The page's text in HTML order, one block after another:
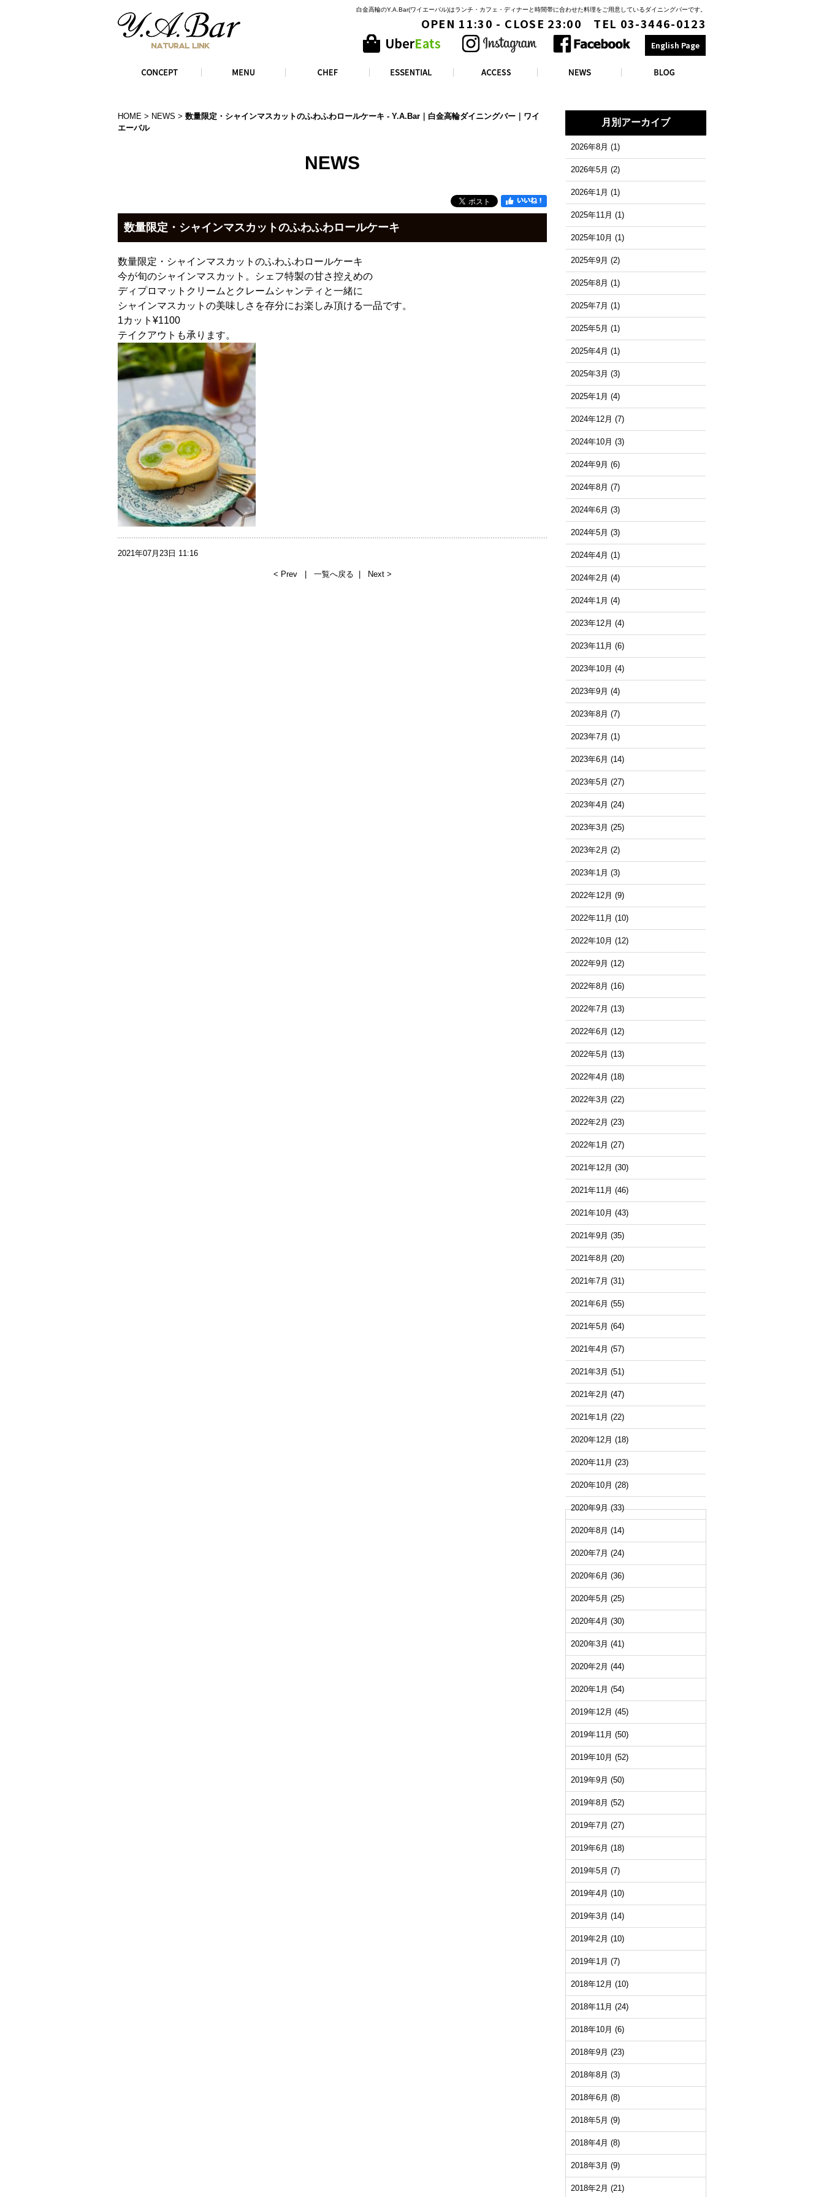
白金高輪のY.A.Bar(ワイエーバル)はランチ・カフェ・ディナーと時間帯に合わせた料理をご用意しているダイニングバーです。
OPEN 11:30 - CLOSE 23:00 TEL 03-3446-0123
English Page
月別アーカイブ
2026年8月 (1)
2026年5月 (2)
2026年1月 (1)
2025年11月 (1)
2025年10月 (1)
2025年9月 (2)
2025年8月 (1)
2025年7月 (1)
2025年5月 (1)
2025年4月 (1)
2025年3月 (3)
2025年1月 (4)
2024年12月 (7)
2024年10月 (3)
2024年9月 (6)
2024年8月 (7)
2024年6月 (3)
2024年5月 (3)
2024年4月 (1)
2024年2月 (4)
2024年1月 (4)
2023年12月 (4)
2023年11月 (6)
2023年10月 (4)
2023年9月 (4)
2023年8月 (7)
2023年7月 (1)
2023年6月 (14)
2023年5月 (27)
2023年4月 (24)
2023年3月 (25)
2023年2月 (2)
2023年1月 (3)
2022年12月 (9)
2022年11月 (10)
2022年10月 (12)
2022年9月 (12)
2022年8月 (16)
2022年7月 (13)
2022年6月 (12)
2022年5月 (13)
2022年4月 (18)
2022年3月 (22)
2022年2月 (23)
2022年1月 (27)
2021年12月 (30)
2021年11月 (46)
2021年10月 (43)
2021年9月 (35)
2021年8月 (20)
2021年7月 (31)
2021年6月 (55)
2021年5月 (64)
2021年4月 (57)
2021年3月 (51)
2021年2月 (47)
2021年1月 (22)
2020年12月 (18)
2020年11月 (23)
2020年10月 (28)
2020年9月(33)
2020年8月 (14)
2020年7月 (24)
2020年6月 (36)
2020年5月 (25)
2020年4月 (30)
2020年3月 (41)
2020年2月 (44)
2020年1月 (54)
2019年12月 (45)
2019年11月 (50)
2019年10月 (52)
2019年9月 (50)
2019年8月 (52)
2019年7月 (27)
2019年6月 (18)
2019年5月 (7)
2019年4月 (10)
2019年3月 (14)
2019年2月 (10)
2019年1月 (7)
2018年12月 (10)
2018年11月 (24)
2018年10月 (6)
2018年9月 (23)
2018年8月 (3)
2018年6月 (8)
2018年5月 (9)
2018年4月 (8)
2018年3月 (9)
2018年2月 (21)
HOME > NEWS > 数量限定・シャインマスカットのふわふわロールケーキ - Y.A.Bar｜白金高輪ダイニングバー｜ワイ
エーバル
NEWS
数量限定・シャインマスカットのふわふわロールケーキ
数量限定・シャインマスカットのふわふわロールケーキ
今が旬のシャインマスカット。シェフ特製の甘さ控えめの
ディプロマットクリームとクレームシャンティと一緒に
シャインマスカットの美味しさを存分にお楽しみ頂ける一品です。
1カット¥1100
テイクアウトも承ります。
2021年07月23日 11:16
< Prev 一覧へ戻る Next >